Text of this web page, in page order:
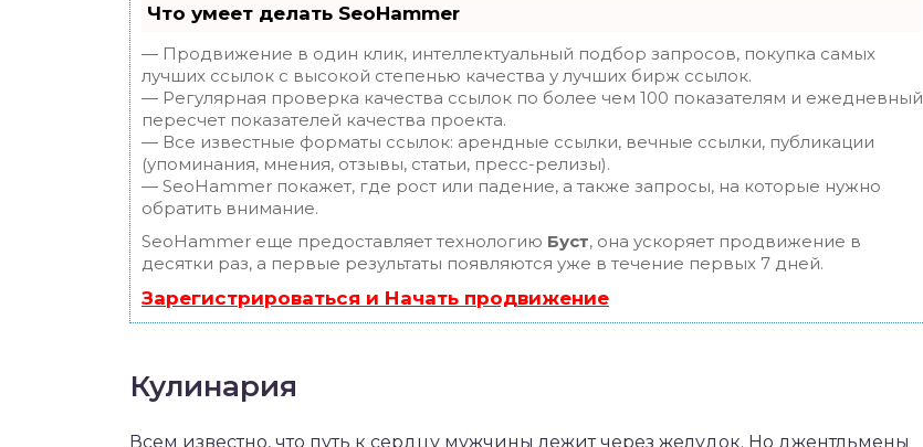
Что умеет делать SeoHammer
— Продвижение в один клик, интеллектуальный подбор запросов, покупка самых
лучших ссылок с высокой степенью качества у лучших бирж ссылок.
— Регулярная проверка качества ссылок по более чем 100 показателям и ежедневный
пересчет показателей качества проекта.
— Все известные форматы ссылок: арендные ссылки, вечные ссылки, публикации
(упоминания, мнения, отзывы, статьи, пресс-релизы).
— SeoHammer покажет, где рост или падение, а также запросы, на которые нужно
обратить внимание.
SeoHammer еще предоставляет технологию Буст, она ускоряет продвижение в
десятки раз, а первые результаты появляются уже в течение первых 7 дней.
Зарегистрироваться и Начать продвижение
Кулинария
Всем известно, что путь к сердцу мужчины лежит через желудок. Но джентльмены